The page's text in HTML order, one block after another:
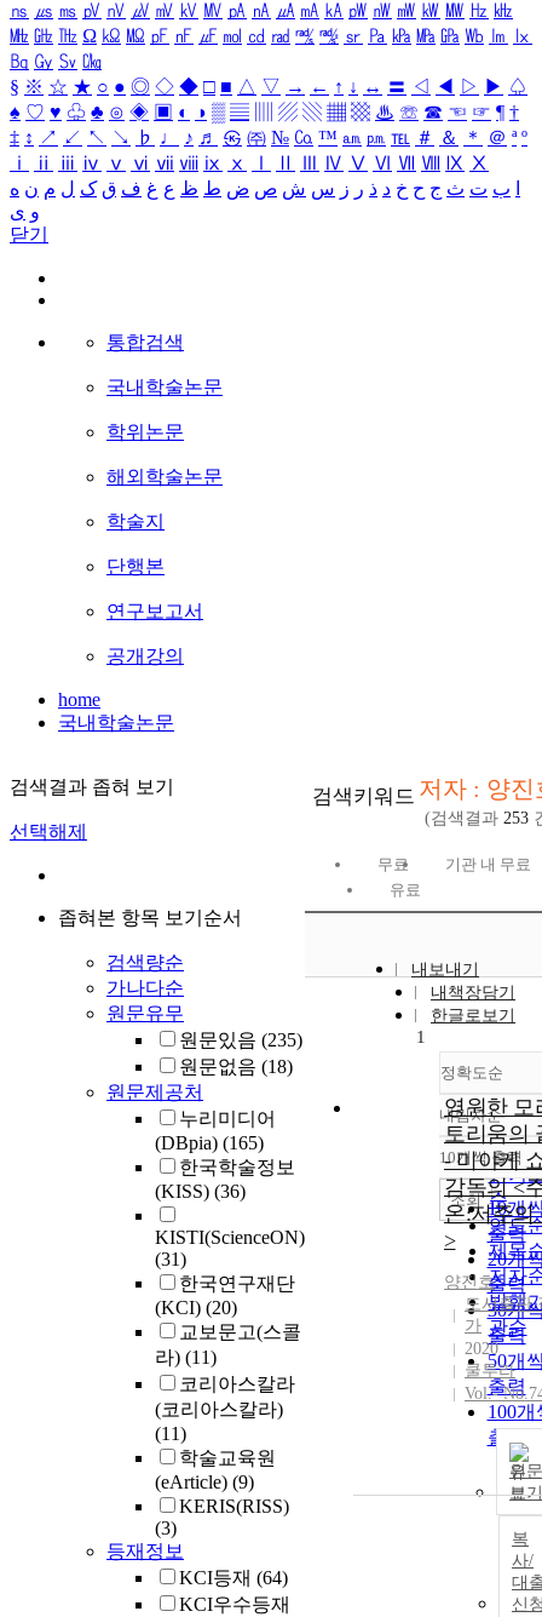
㎱ ㎲ ㎳ ㎴ ㎵ ㎶ ㎷ ㎸ ㎹ ㎀ ㎁ ㎂ ㎃ ㎄ ㎺ ㎻ ㎽ ㎾ ㎿ ㎐ ㎑
㎒ ㎓ ㎔ Ω ㏀ ㏁ ㎊ ㎋ ㎌ ㏖ ㏅ ㎭ ㎮ ㎯ ㏛ ㎩ ㎪ ㎫ ㎬ ㏝ ㏐
㏓
㏃ ㏉ ㏜ ㏆
§ ※ ☆ ★ ○ ● ◎ ◇ ◆ □ ■ △ ▽ → ← ↑ ↓ ↔ 〓 ◁ ◀ ▷ ▶ ♤
♠ ♡ ♥ ♧ ♣ ⊙ ◈ ▣ ◐ ◑ ▒ ▤ ▨ ▧ ▦ ▩ ♨ ☏ ☎ ☜ ☞ ¶ †
‡ ↕ ↗ ↙ ↖ ↘ ♭ ♩ ♪ ♬ ㉿ ㈜ № ㏇ ™ ㏂ ㏘ ℡ ＃ ＆ ＊ ＠ ª º
ⅰ
ⅱ ⅲ ⅳ ⅴ ⅵ ⅶ ⅷ ⅸ ⅹ Ⅳ Ⅴ Ⅵ Ⅶ Ⅷ Ⅸ Ⅹ
ب ت ث ج ح خ د ذ ر ز س ش ص ض ط ظ ع غ ف ق ک ل م ن ه
و ی
닫기
통합검색
국내학술논문
학위논문
해외학술논문
학술지
단행본
연구보고서
공개강의
home
국내학술논문
검색결과 좁혀 보기
선택해제
좁혀본 항목 보기순서
검색량순
가나다순
원문유무
원문있음 (235)
원문없음 (18)
원문제공처
누리미디어
(DBpia) (165)
한국학술정보
(KISS) (36)
KISTI(ScienceON)
(31)
한국연구재단
(KCI) (20)
교보문고(스콜
라) (11)
코리아스칼라
(코리아스칼라)
(11)
학술교육원
(eArticle) (9)
KERIS(RISS)
(3)
등재정보
KCI등재 (64)
KCI우수등재
검색키워드 저자 : 양진
(검색결과 253
무료
기관 내 무료
유료
내보내기
내책장담기
한글로보기
정확도순
정확
순
인기
순
연도
제목
저자
발행
관순
내림차순
내림
10개씩 출력
10개
출력
20개
출력
30개
출력
50개
출력
100개
출력
조회
1
영원한 모
토리움의
- 미야케
감독의 <
온:저주의
>
양진호
도서출판
가
2020
쿨투라
Vol.-
원문
보기
복
사/
대
신